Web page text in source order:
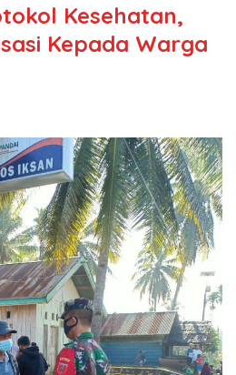
Kesehatan,
Kepada Warga